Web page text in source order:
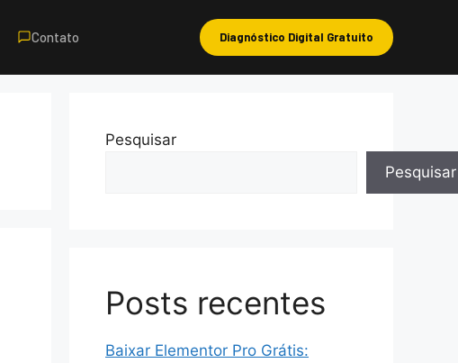
Contato Diagnóstico Digital Gratuito
Pesquisar
Pesquisar
Posts recentes
Baixar Elementor Pro Grátis: